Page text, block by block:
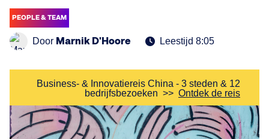
PEOPLE & TEAM
Door Marnik D'Hoore Leestijd 8:05
Business- & Innovatiereis China - 3 steden & 12
bedrijfsbezoeken >> Ontdek de reis